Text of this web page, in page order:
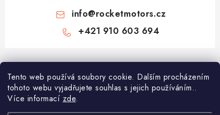
Tento web používá soubory cookie. Dalším procházením
tohoto webu vyjadřujete souhlas s jejich používáním..
Více informací zde.
info@rocketmotors.cz
+421 910 603 694
Z
á
Najdete nás
Informace pro vás